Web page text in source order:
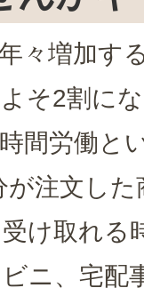
々増加す
そ2割に
間労働と
注文し
け取れる
ニ、宅配